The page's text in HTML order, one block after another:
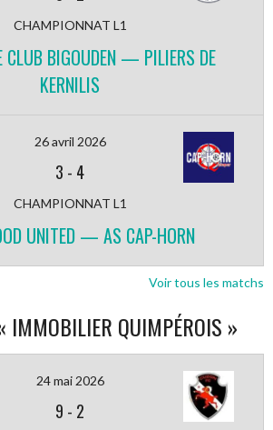
CHAMPIONNAT L1
CLUB BIGOUDEN — PILIERS DE
KERNILIS
26 avril 2026
3 - 4
CHAMPIONNAT L1
UNITED — AS CAP-HORN
Voir tous les matchs
IMMOBILIER QUIMPÉROIS »
24 mai 2026
9 - 2